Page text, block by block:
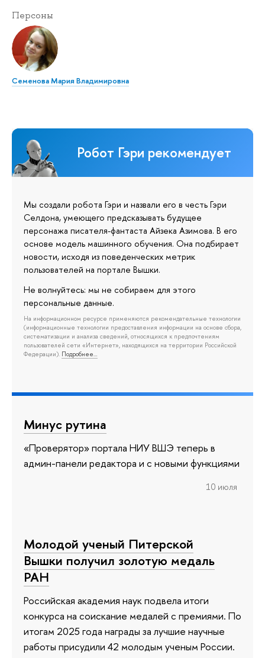
Персоны
Семенова Мария Владимировна
Робот Гэри рекомендует
Мы создали робота Гэри и назвали его в честь Гэри
Селдона, умеющего предсказывать будущее
персонажа писателя-фантаста Айзека Азимова. В его
основе модель машинного обучения. Она подбирает
новости, исходя из поведенческих метрик
пользователей на портале Вышки.
Не волнуйтесь: мы не собираем для этого
персональные данные.
На информационном ресурсе применяются рекомендательные технологии
(информационные технологии предоставления информации на основе сбора,
систематизации и анализа сведений, относящихся к предпочтениям
пользователей сети «Интернет», находящихся на территории Российской
Федерации). Подробнее…
Минус рутина
«Проверятор» портала НИУ ВШЭ теперь в
админ-панели редактора и с новыми функциями
10 июля
Молодой ученый Питерской
Вышки получил золотую медаль
РАН
Российская академия наук подвела итоги
конкурса на соискание медалей с премиями. По
итогам 2025 года награды за лучшие научные
работы присудили 42 молодым ученым России.